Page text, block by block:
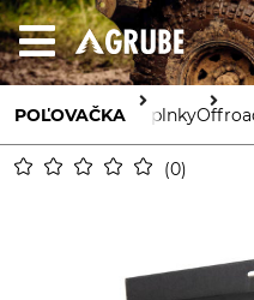
POĽOVAČKA Doplnky
0